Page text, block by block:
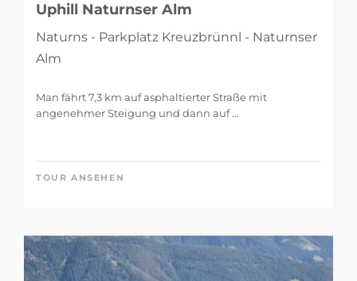
Uphill Naturnser Alm
Naturns - Parkplatz Kreuzbrünnl - Naturnser
Alm
Man fährt 7,3 km auf asphaltierter Straße mit
angenehmer Steigung und dann auf ...
TOUR ANSEHEN